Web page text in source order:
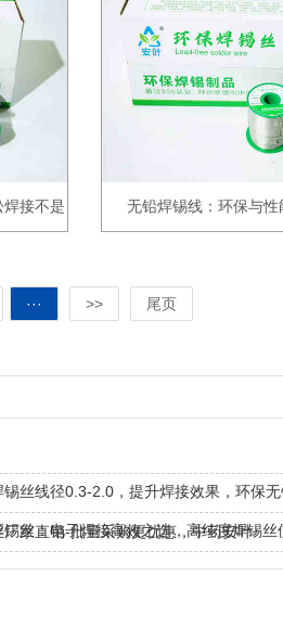
接不是 无铅焊锡线：环保与性
··· >> 尾页
锡丝线径0.3-2.0，提升焊接效果，环保
锡丝：电子焊接高效之选，高纯度焊锡丝
厂家直销-批量采购更优惠，中药安叶